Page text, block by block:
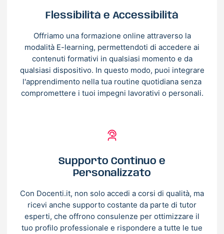
Flessibilità e Accessibilità
Offriamo una formazione online attraverso la
modalità E-learning, permettendoti di accedere ai
contenuti formativi in qualsiasi momento e da
qualsiasi dispositivo. In questo modo, puoi integrare
l'apprendimento nella tua routine quotidiana senza
compromettere i tuoi impegni lavorativi o personali.
Supporto Continuo e
Personalizzato
Con Docenti.it, non solo accedi a corsi di qualità, ma
ricevi anche supporto costante da parte di tutor
esperti, che offrono consulenze per ottimizzare il
tuo profilo professionale e rispondere a tutte le tue